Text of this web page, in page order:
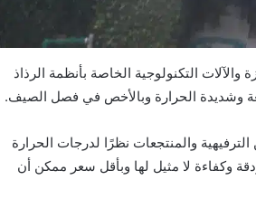
التكنولوجية الخاصة بأنظمة الرذاذ
وشديدة الحرارة وبالأخص في فصل الصيف.
والمنتجعات نظرًا لدرجات الحرارة
وكفاءة لا مثيل لها وبأقل سعر ممكن أن